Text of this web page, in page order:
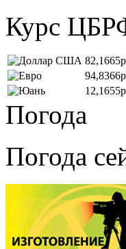
Курс
Погода
Погода